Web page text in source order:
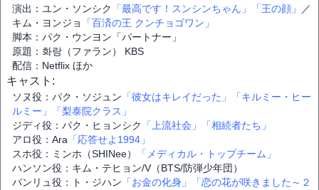
演出：ユン・ソンシク 「最高です！スンシンちゃん」 「王の顔」
／
キム・ヨンジョ
「百済の王 クンチョゴワン」
脚本：パク・ウンヨン「パートナー」
原題：화랑（ファラン） KBS
配信：Netflix ほか
キャスト:
ソヌ役：パク・ソジュン 「彼女はキレイだった」
「キルミー・ヒー
ルミー」
「梨泰院クラス」
ジディ役：パク・ヒョンシク
「上流社会」
「相続者たち」
アロ役：Ara 「応答せよ1994」
スホ役：ミンホ（SHINee）
「メディカル・トップチーム」
ハンソン役：キム・テヒョン/V（BTS/防弾少年団）
パンリュ役：ト・ジハン 「お金の化身」
「恋の花が咲きました～２